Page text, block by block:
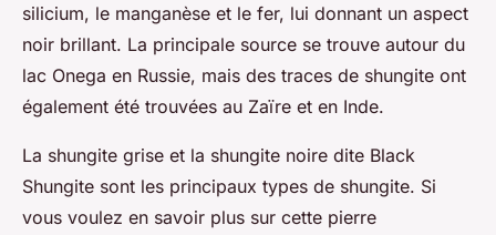
silicium, le manganèse et le fer, lui donnant un aspect
noir brillant. La principale source se trouve autour du
lac Onega en Russie, mais des traces de shungite ont
également été trouvées au Zaïre et en Inde.
La shungite grise et la shungite noire dite Black
Shungite sont les principaux types de shungite. Si
vous voulez en savoir plus sur cette pierre